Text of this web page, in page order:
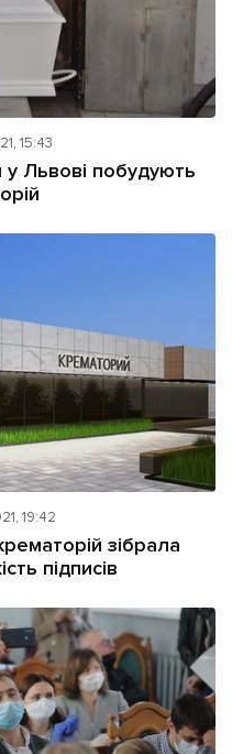
15:43
Львові побудують
19:42
зібрала
підписів